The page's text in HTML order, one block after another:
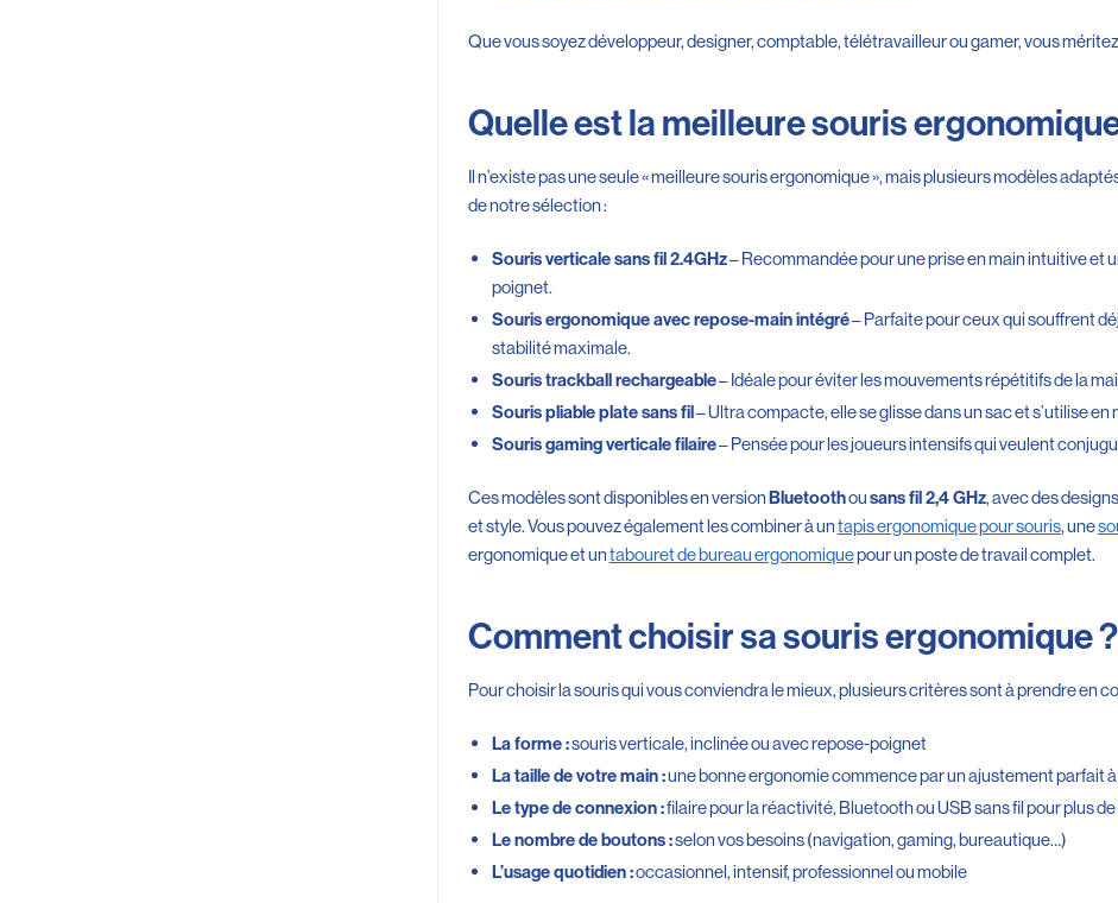
Que vous soyez développeur, designer, comptable, télétravailleur ou gamer, vous
Quelle est la meilleure souris
Il n’existe pas une seule « meilleure souris ergonomique », mais plusieurs modèles
de notre sélection :
Souris verticale sans fil 2.4GHz– Recommandée pour une prise en main intuitive et
poignet.
Souris ergonomique avec repose-main intégré– Parfaite pour ceux qui souffrent
stabilité maximale.
Souris trackball rechargeable– Idéale pour éviter les mouvements répétitifs de la
Souris pliable plate sans fil– Ultra compacte, elle se glisse dans un sac et s’utilise
Souris gaming verticale filaire– Pensée pour les joueurs intensifs qui veulent
Ces modèles sont disponibles en version Bluetoothousans fil 2,4 GHz, avec des
et style. Vous pouvez également les combiner à untapis ergonomique pour souris, une
ergonomique et untabouret de bureau ergonomiquepour un poste de travail complet.
Comment choisir sa souris ergonomique ?
Pour choisir la souris qui vous conviendra le mieux, plusieurs critères sont à prendre en
La forme :souris verticale, inclinée ou avec repose-poignet
La taille de votre main :une bonne ergonomie commence par un ajustement parfait
Le type de connexion :filaire pour la réactivité, Bluetooth ou USB sans fil pour plus
Le nombre de boutons :selon vos besoins (navigation, gaming, bureautique…)
L’usage quotidien :occasionnel, intensif, professionnel ou mobile